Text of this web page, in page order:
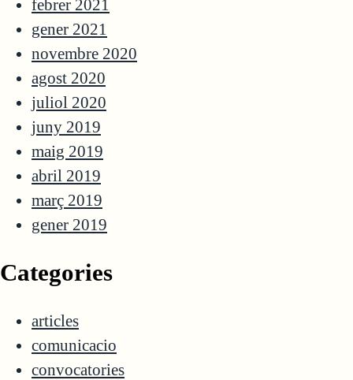
febrer 2021
gener 2021
novembre 2020
agost 2020
juliol 2020
juny 2019
maig 2019
abril 2019
març 2019
gener 2019
Categories
articles
comunicacio
convocatories